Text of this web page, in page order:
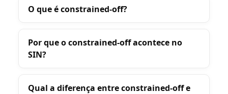
O que é constrained-off?
Por que o constrained-off acontece no
SIN?
Qual a diferença entre constrained-off e